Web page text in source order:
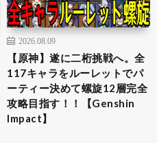
2026.08.09
【原神】遂に二桁挑戦へ。全
117キャラをルーレットでパ
ーティー決めて螺旋12層完全
攻略目指す！！【Genshin
Impact】